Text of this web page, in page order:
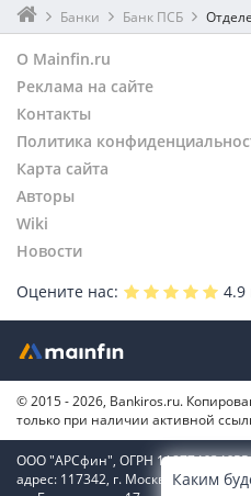
Банки Банк ПСБ
О Mainfin.ru
Реклама на сайте
Контакты
Политика
Карта сайта
Авторы
Wiki
Новости
Оцените нас:
4.9
© 2015 - 2026, Bankiros.ru.
только при наличии активной
ООО "АРСфин", ОГРН
адрес: 117342, г. Москва, вн. тер.
Каким